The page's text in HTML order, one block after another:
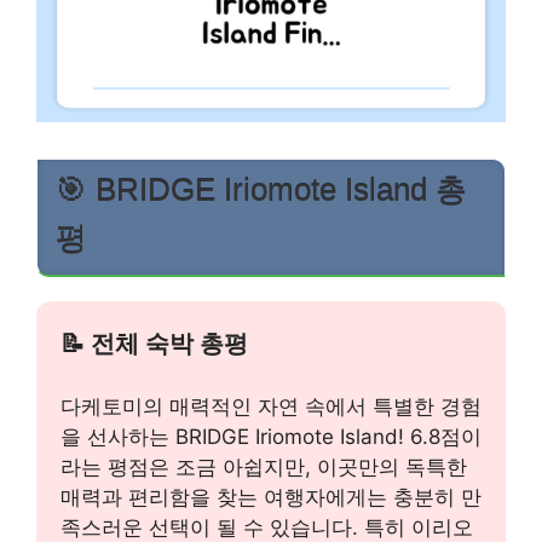
🎯 BRIDGE Iriomote Island 총
평
📝 전체 숙박 총평
다케토미의 매력적인 자연 속에서 특별한 경험
을 선사하는 BRIDGE Iriomote Island! 6.8점이
라는 평점은 조금 아쉽지만, 이곳만의 독특한
매력과 편리함을 찾는 여행자에게는 충분히 만
족스러운 선택이 될 수 있습니다. 특히 이리오